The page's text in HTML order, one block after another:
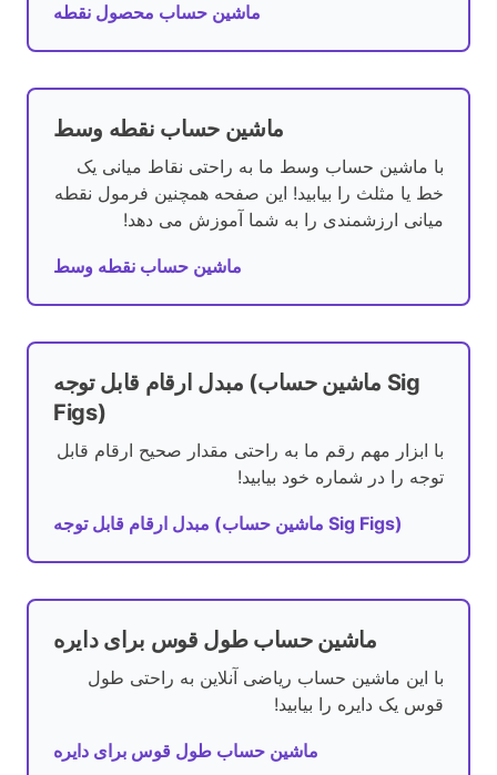
ماشین حساب محصول نقطه
ماشین حساب نقطه وسط
با ماشین حساب وسط ما به راحتی نقاط میانی یک
خط یا مثلث را بیابید! این صفحه همچنین فرمول نقطه
میانی ارزشمندی را به شما آموزش می دهد!
ماشین حساب نقطه وسط
مبدل ارقام قابل توجه (ماشین حساب Sig
Figs)
با ابزار مهم رقم ما به راحتی مقدار صحیح ارقام قابل
توجه را در شماره خود بیابید!
مبدل ارقام قابل توجه (ماشین حساب Sig Figs)
ماشین حساب طول قوس برای دایره
با این ماشین حساب ریاضی آنلاین به راحتی طول
قوس یک دایره را بیابید!
ماشین حساب طول قوس برای دایره